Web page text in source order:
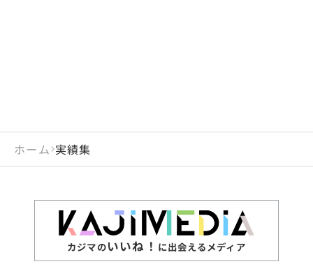
ホーム 実績集
カジマのいいね！ に出会えるメディア